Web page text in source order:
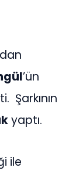
’ün
Şarkının
yaptı.
ile